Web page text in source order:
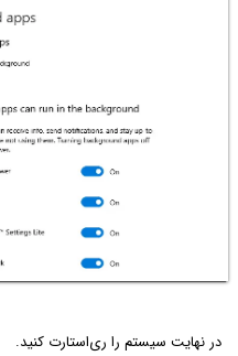
در نهایت سیستم را ری‌استارت کنید.